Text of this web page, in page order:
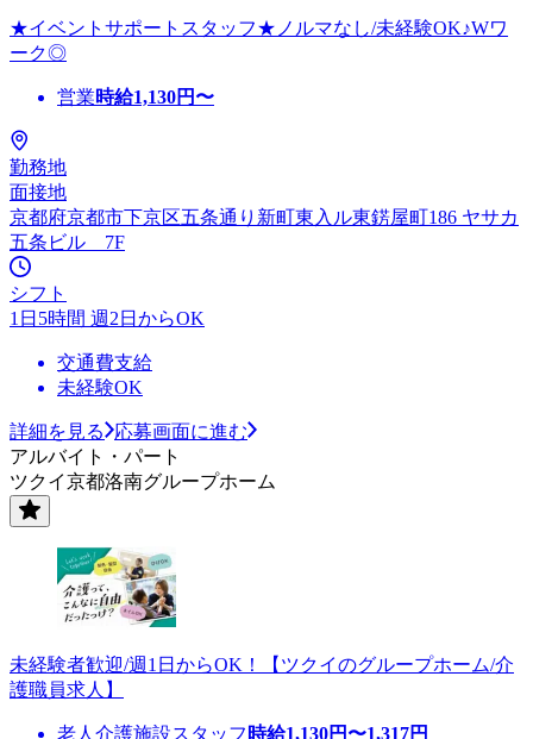
★イベントサポートスタッフ★ノルマなし/未経験OK♪Wワ
ーク◎
営業時給1,130円〜
勤務地
面接地
京都府京都市下京区五条通り新町東入ル東錺屋町186 ヤサカ
五条ビル 7F
シフト
1日5時間 週2日からOK
交通費支給
未経験OK
詳細を見る
応募画面に進む
アルバイト・パート
ツクイ京都洛南グループホーム
未経験者歓迎/週1日からOK！【ツクイのグループホーム/介
護職員求人】
老人介護施設スタッフ 時給1,130円〜1,317円